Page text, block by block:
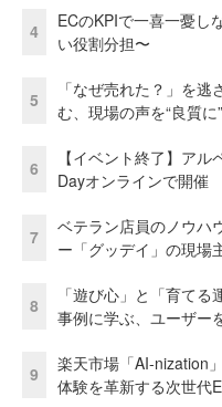
4
ECのKPIで一喜一憂し
い役割分担〜
5
「なぜ売れた？」を
む、現場の声を“良質
6
【イベント終了】ア
Dayオンラインで開催
7
ベテラン店員のノウハ
ー「グッデイ」の現場
8
「遊び心」と「育て
事例に学ぶ、ユーザー
9
楽天市場「AI-nization
体験を革新する次世代